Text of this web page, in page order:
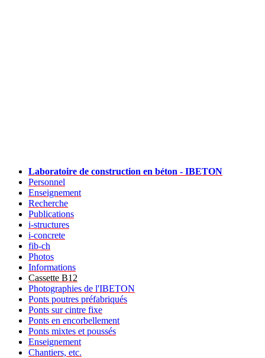
Laboratoire de construction en béton - IBETON
Personnel
Enseignement
Recherche
Publications
i-structures
i-concrete
fib-ch
Photos
Informations
Cassette B12
Photographies de l'IBETON
Ponts poutres préfabriqués
Ponts sur cintre fixe
Ponts en encorbellement
Ponts mixtes et poussés
Enseignement
Chantiers, etc.